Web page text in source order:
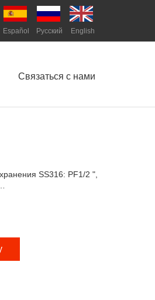
Español Pусский English
Связаться с нами
SS316: PF1/2 ",